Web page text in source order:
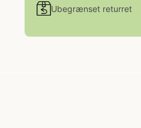
Ubegrænset returret